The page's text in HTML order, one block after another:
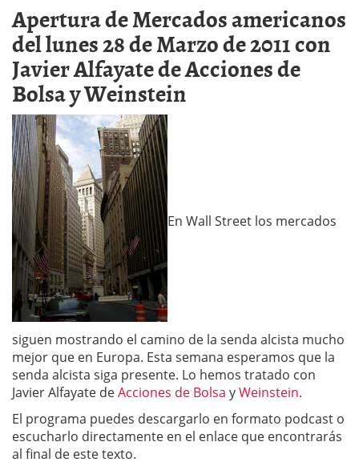
Apertura de Mercados americanos
del lunes 28 de Marzo de 2011 con
Javier Alfayate de Acciones de
Bolsa y Weinstein
En Wall Street los mercados
siguen mostrando el camino de la senda alcista mucho
mejor que en Europa. Esta semana esperamos que la
senda alcista siga presente. Lo hemos tratado con
Javier Alfayate deAcciones de Bolsa yWeinstein.
El programa puedes descargarlo en formato podcast o
escucharlo directamente en el enlace que encontrarás
al final de este texto.